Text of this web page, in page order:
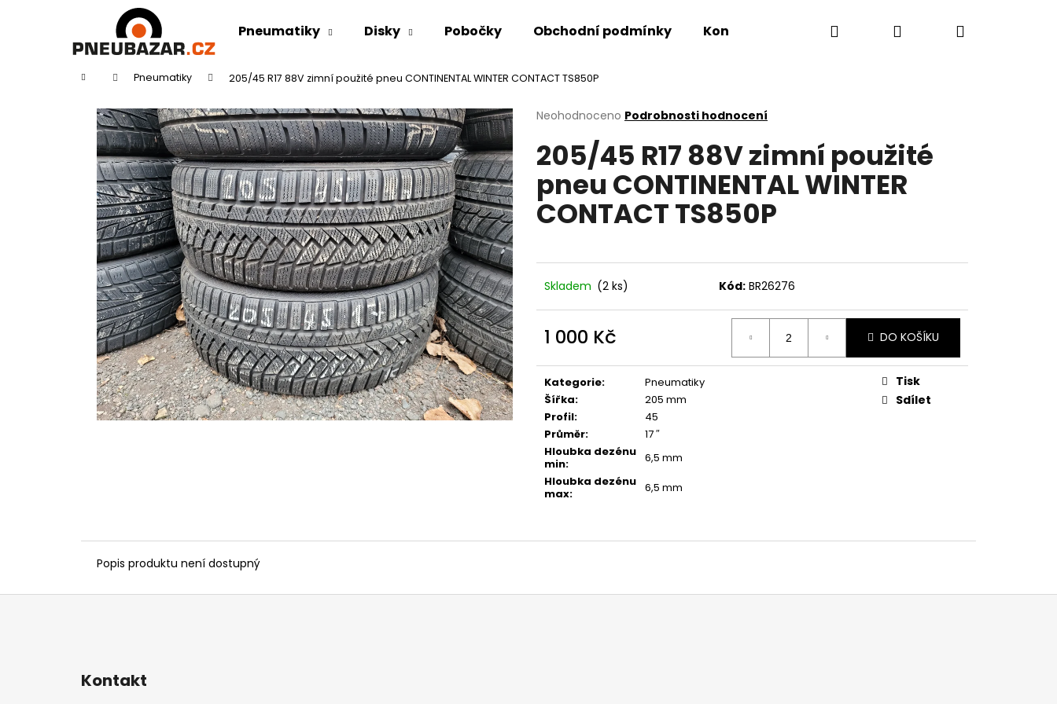
Pneumatiky Disky Pobočky Obchodní podmínky Kontakty Hledat PřihlášeníNákupní
Domů Pneumatiky 205/45 R17 88V zimní použité pneu CONTINENTAL WINTER CONTACT TS850P
Průměrné
produktu
je
5
hvězdiček.
Neohodnoceno Podrobnosti hodnocení
205/45 R17 88V zimní použité
pneu CONTINENTAL WINTER
CONTACT TS850P
Skladem (2 ks) Kód: BR26276
1 000 Kč
cena:
DO KOŠÍKU
Kategorie:
Pneumatiky
Šířka:
205 mm
Profil:
45
Průměr:
17 ″
Hloubka dezénu
min:
6,5 mm
Hloubka dezénu
max: 6,5 mm
Tisk
Sdílet
Popis produktu není dostupný
Zpět
Zpět
Co potřebujete najít?
HLEDAT
Doporučujeme
Z
Kontakt